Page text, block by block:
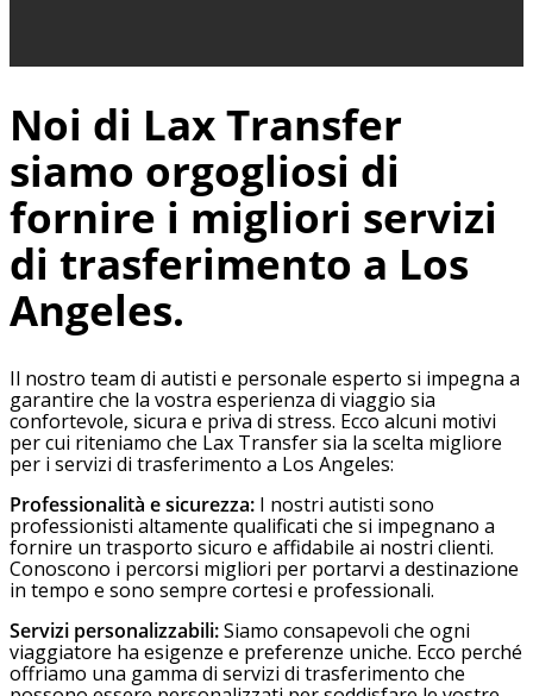
Noi di Lax Transfer
siamo orgogliosi di
fornire i migliori servizi
di trasferimento a Los
Angeles.
Il nostro team di autisti e personale esperto si impegna a
garantire che la vostra esperienza di viaggio sia
confortevole, sicura e priva di stress. Ecco alcuni motivi
per cui riteniamo che Lax Transfer sia la scelta migliore
per i servizi di trasferimento a Los Angeles:
Professionalità e sicurezza: I nostri autisti sono
professionisti altamente qualificati che si impegnano a
fornire un trasporto sicuro e affidabile ai nostri clienti.
Conoscono i percorsi migliori per portarvi a destinazione
in tempo e sono sempre cortesi e professionali.
Servizi personalizzabili:Siamo consapevoli che ogni
viaggiatore ha esigenze e preferenze uniche. Ecco perché
offriamo una gamma di servizi di trasferimento che